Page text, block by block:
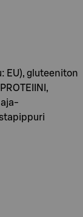
EU), gluteeniton